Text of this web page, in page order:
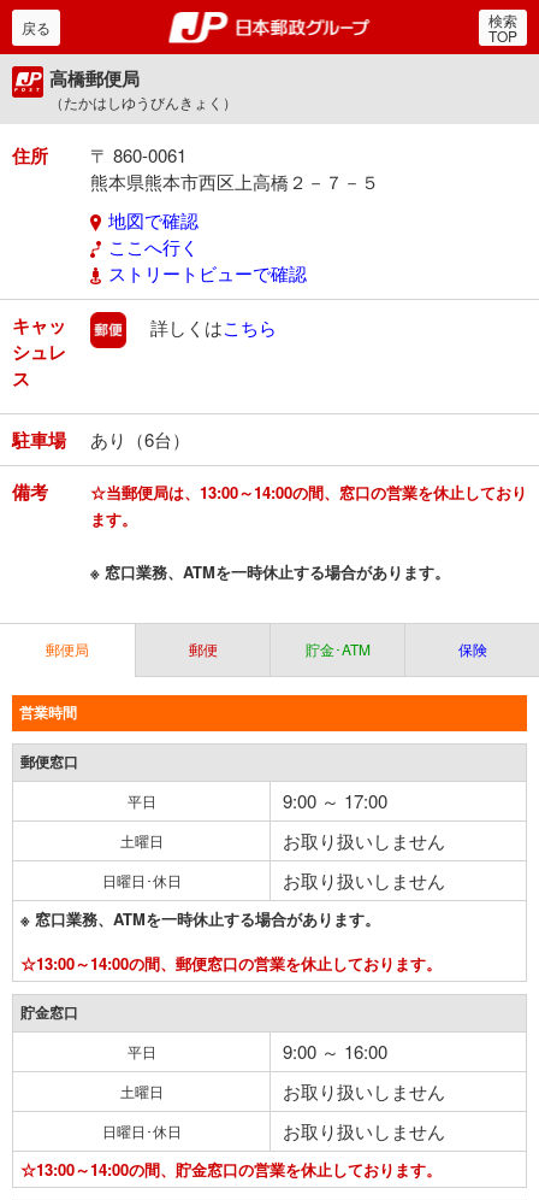
郵便局・日本郵政グルー
戻る 検索
TOP
高橋郵便局
（たかはしゆうびんきょく）
住所
〒 860-0061
熊本県熊本市西区上高橋２－７－５
地図で確認
ここへ行く
ストリートビューで確認
キャッ
シュレ
ス
郵便
詳しくはこちら
駐車場 あり（6台）
備考
☆当郵便局は、13:00～14:00の間、窓口の営業を休止しており
ます。
※ 窓口業務、ATMを一時休止する場合があります。
郵便局 郵便 貯金･ATM 保険
営業時間
郵便窓口
平日 9:00 ～ 17:00
土曜日 お取り扱いしません
日曜日･休日 お取り扱いしません
※ 窓口業務、ATMを一時休止する場合があります。
☆13:00～14:00の間、郵便窓口の営業を休止しております。
貯金窓口
平日 9:00 ～ 16:00
土曜日 お取り扱いしません
日曜日･休日 お取り扱いしません
☆13:00～14:00の間、貯金窓口の営業を休止しております。